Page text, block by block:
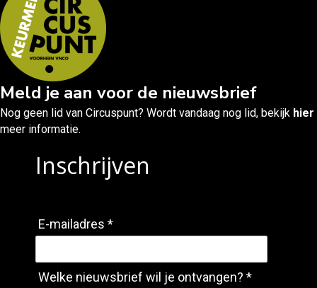
Meld je aan voor de nieuwsbrief
Nog geen lid van Circuspunt? Wordt vandaag nog lid, bekijk hier
meer informatie.
Inschrijven
E-mailadres *
Welke nieuwsbrief wil je ontvangen? *